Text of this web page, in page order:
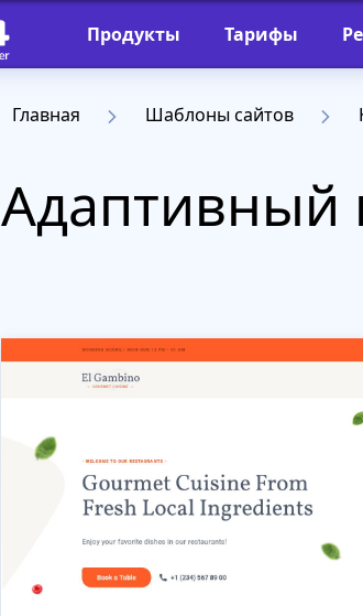
Продукты Тарифы
Главная Шаблоны сайтов
Адаптивный